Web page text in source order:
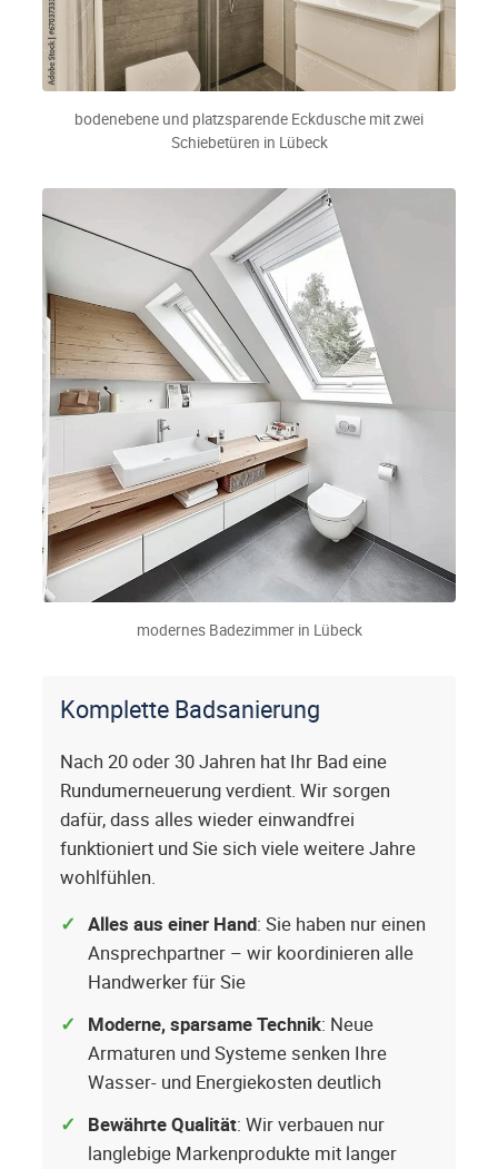
bodenebene und platzsparende Eckdusche mit zwei
Schiebetüren in Lübeck
modernes Badezimmer in Lübeck
Komplette Badsanierung
Nach 20 oder 30 Jahren hat Ihr Bad eine
Rundumerneuerung verdient. Wir sorgen
dafür, dass alles wieder einwandfrei
funktioniert und Sie sich viele weitere Jahre
wohlfühlen.
Alles aus einer Hand: Sie haben nur einen
Ansprechpartner – wir koordinieren alle
Handwerker für Sie
Moderne, sparsame Technik: Neue
Armaturen und Systeme senken Ihre
Wasser- und Energiekosten deutlich
Bewährte Qualität: Wir verbauen nur
langlebige Markenprodukte mit langer